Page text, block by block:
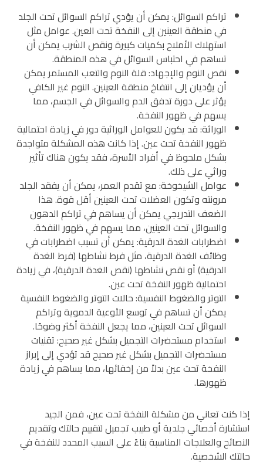
تراكم السوائل: يمكن أن يؤدي تراكم السوائل تحت الجلد
في منطقة العينين إلى النفخة تحت العين. عوامل مثل
استهلاك الأملاح بكميات كبيرة ونقص الشرب يمكن أن
تساهم في احتباس السوائل في هذه المنطقة.
نقص النوم والإجهاد: قلة النوم والتعب المستمر يمكن
أن يؤديان إلى انتفاخ منطقة العينين. النوم غير الكافي
يؤثر على دورة تدفق الدم والسوائل في الجسم، مما
يسهم في ظهور النفخة.
الوراثة: قد يكون للعوامل الوراثية دور في زيادة احتمالية
ظهور النفخة تحت عين. إذا كانت هذه المشكلة متواجدة
بشكل ملحوظ في أفراد الأسرة، فقد يكون هناك تأثير
وراثي على ذلك.
عوامل الشيخوخة: مع تقدم العمر، يمكن أن يفقد الجلد
مرونته وتكون العضلات تحت العينين أقل قوة. هذا
الضعف التدريجي يمكن أن يساهم في تراكم الدهون
والسوائل تحت العينين، مما يسهم في ظهور النفخة.
اضطرابات الغدة الدرقية: يمكن أن تسبب اضطرابات في
وظائف الغدة الدرقية، مثل فرط نشاطها (فرط الغدة
الدرقية) أو نقص نشاطها (نقص الغدة الدرقية)، في زيادة
احتمالية ظهور النفخة تحت عين.
التوتر والضغوط النفسية: حالات التوتر والضغوط النفسية
يمكن أن تساهم في توسع الأوعية الدموية وتراكم
السوائل تحت العينين، مما يجعل النفخة أكثر وضوحًا.
استخدام مستحضرات التجميل بشكل غير صحيح: تقنيات
مستحضرات التجميل بشكل غير صحيح قد تؤدي إلى إبراز
النفخة تحت عين بدلاً من إخفائها، مما يساهم في زيادة
ظهورها.
إذا كنت تعاني من مشكلة النفخة تحت عين، فمن الجيد
استشارة أخصائي جلدية أو طبيب تجميل لتقييم حالتك وتقديم
النصائح والعلاجات المناسبة بناءً على السبب المحدد للنفخة في
حالتك الشخصية.